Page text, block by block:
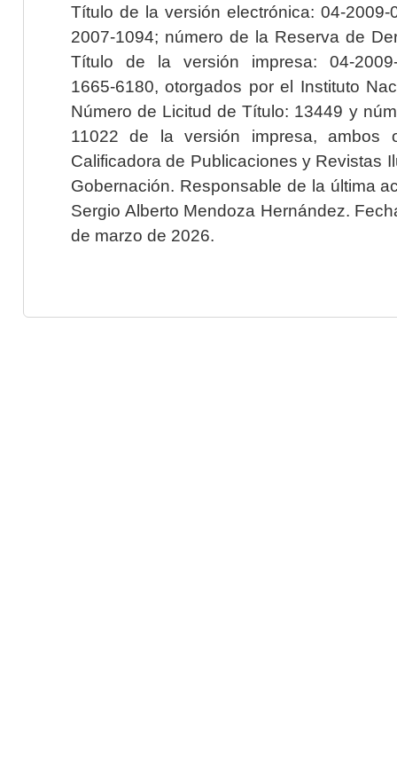
Título de la versión electrónica: 04-2009-
2007-1094; número de la Reserva de
Título de la versión impresa: 04-2009-
1665-6180, otorgados por el Instituto
Número de Licitud de Título: 13449 y
11022 de la versión impresa, ambos
Calificadora de Publicaciones y Revistas
Gobernación. Responsable de la última
Sergio Alberto Mendoza Hernández.
de marzo de 2026.